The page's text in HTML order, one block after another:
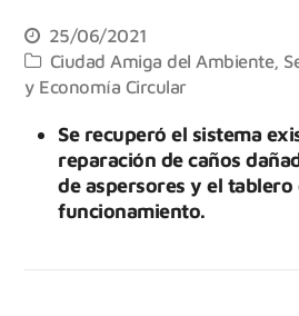
25/06/2021
Ciudad Amiga del Ambiente,
y Economía Circular
Se recuperó el sistema
reparación de caños
de aspersores y el
funcionamiento.